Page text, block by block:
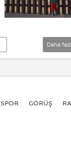
Daha
SPOR GÖRÜŞ